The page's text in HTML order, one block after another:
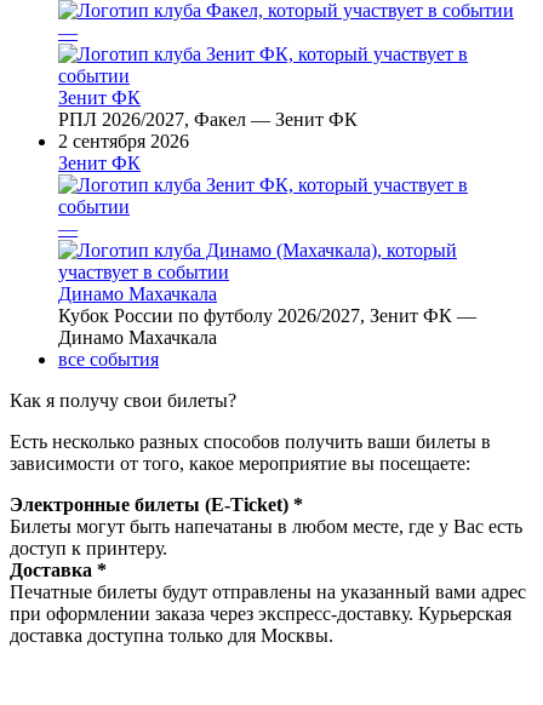
—
Зенит ФК
РПЛ 2026/2027, Факел — Зенит ФК
2 сентября 2026
Зенит ФК
—
Динамо Махачкала
Кубок России по футболу 2026/2027, Зенит ФК —
Динамо Махачкала
все события
Как я получу свои билеты?
Есть несколько разных способов получить ваши билеты в
зависимости от того, какое мероприятие вы посещаете:
Электронные билеты (E-Ticket) *
Билеты могут быть напечатаны в любом месте, где у Вас есть
доступ к принтеру.
Доставка *
Печатные билеты будут отправлены на указанный вами адрес
при оформлении заказа через экспресс-доставку. Курьерская
доставка доступна только для Москвы.